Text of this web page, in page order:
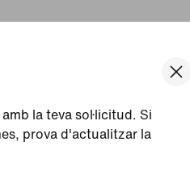
la teva sol·licitud. Si
prova d'actualitzar la